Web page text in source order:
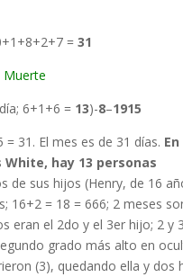
=31
Muerte
6+1+6 = 13)-8–1915
31. El mes es de 31 días.
hay 13 personas
de sus hijos (Henry, de 16
16+2 = 18 = 666; 2 meses
eran el 2do y el 3er hijo; 2 y
grado más alto en
(3), quedando ella y dos